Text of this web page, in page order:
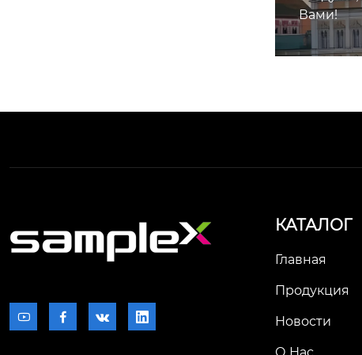
Вами!
   
КАТАЛОГ
Главная
Продукция
Новости